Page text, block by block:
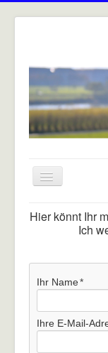
Navigation
an/aus
Rüdiger
Über mich
Konzerte/
Liedtexte
Hier könnt Ihr
Ich
Ihr Name
Ihre E-Mail-